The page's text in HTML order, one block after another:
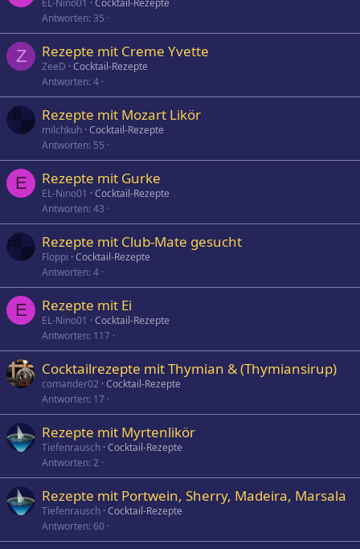
EL-Nino01
Cocktail-Rezepte
Antworten 35
Z Rezepte mit Creme Yvette
ZeeD Cocktail-Rezepte
Antworten 4
Rezepte mit Mozart Likör
milchkuh Cocktail-Rezepte
Antworten 55
E Rezepte mit Gurke
EL-Nino01
Cocktail-Rezepte
Antworten 43
Rezepte mit Club-Mate gesucht
Floppi Cocktail-Rezepte
Antworten 4
E Rezepte mit Ei
EL-Nino01
Cocktail-Rezepte
Antworten 117
Cocktailrezepte mit Thymian & (Thymiansirup)
comander02 Cocktail-Rezepte
Antworten 17
Rezepte mit Myrtenlikör
Tiefenrausch Cocktail-Rezepte
Antworten 2
Rezepte mit Portwein, Sherry, Madeira, Marsala
Tiefenrausch Cocktail-Rezepte
Antworten 60